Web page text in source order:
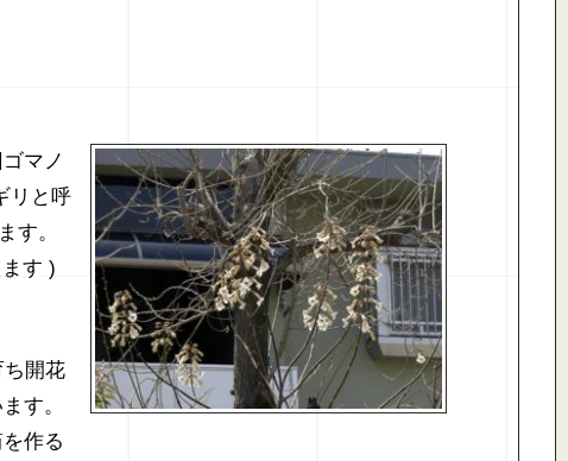
マノ
リと呼
す。
す )
ち開花
す。
作る